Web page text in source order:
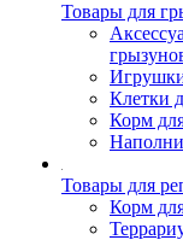
Товары для
Клетки
Корм
Товары для
Корм